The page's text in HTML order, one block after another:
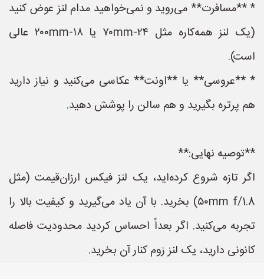
* **مسافرت** می‌روید و نمی‌خواهید مدام لنز عوض کنید
(یک لنز همه‌کاره مثل ۲۴-۷۰mm یا ۱۸-۲۰۰mm عالی
است).
* **عروسی** یا **اونت** عکاسی می‌کنید و نیاز دارید
هم پرتره بگیرید و هم سالن را پوشش دهید.
**توصیه نهایی:**
اگر تازه شروع کرده‌اید، یک لنز فیکس ارزان‌قیمت (مثل
۵۰mm f/1.8) بخرید. با آن یاد می‌گیرید و کیفیت بالا را
تجربه می‌کنید. اگر بعداً احساس کردید محدودیت فاصله
کانونی دارید، یک لنز زوم کنار آن بخرید.